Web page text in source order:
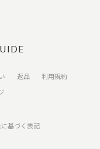
返品
利用規約
基づく表記